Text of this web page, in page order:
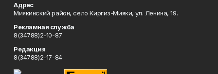
Адрес
Миякинский район, село Киргиз-Мияки, ул. Ленина, 19.
Рекламная служба
8(34788)2-10-87
Редакция
8(34788)2-17-84